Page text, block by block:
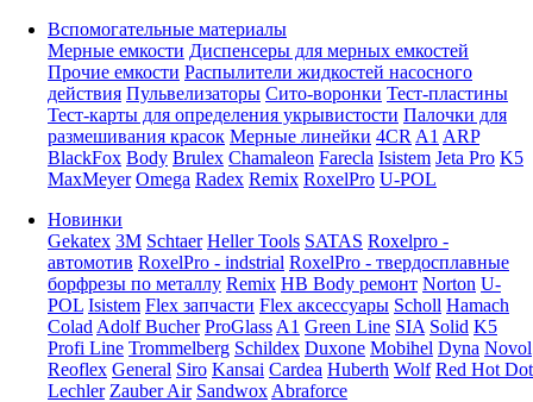
Вспомогательные материалы
Мерные емкости Диспенсеры для мерных емкостей
Прочие емкости Распылители жидкостей насосного
действия Пульвелизаторы Сито-воронки Тест-пластины
Тест-карты для определения укрывистости Палочки для
размешивания красок Мерные линейки 4CR A1 ARP
BlackFox Body Brulex Chamaleon Farecla Isistem Jeta Pro K5
MaxMeyer Omega Radex Remix RoxelPro U-POL
Новинки
Gekatex 3M Schtaer Heller Tools SATAS Roxelpro -
автомотив RoxelPro - indstrial RoxelPro - твердосплавные
борфрезы по металлу Remix HB Body ремонт Norton U-
POL Isistem Flex запчасти Flex аксессуары Scholl Hamach
Colad Adolf Bucher ProGlass A1 Green Line SIA Solid K5
Profi Line Trommelberg Schildex Duxone Mobihel Dyna Novol
Reoflex General Siro Kansai Cardea Huberth Wolf Red Hot Dot
Lechler Zauber Air Sandwox Abraforce